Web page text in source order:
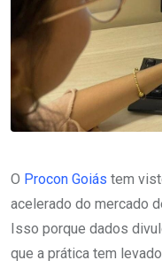
O Procon Goiás tem
acelerado do mercado
Isso porque dados
que a prática tem